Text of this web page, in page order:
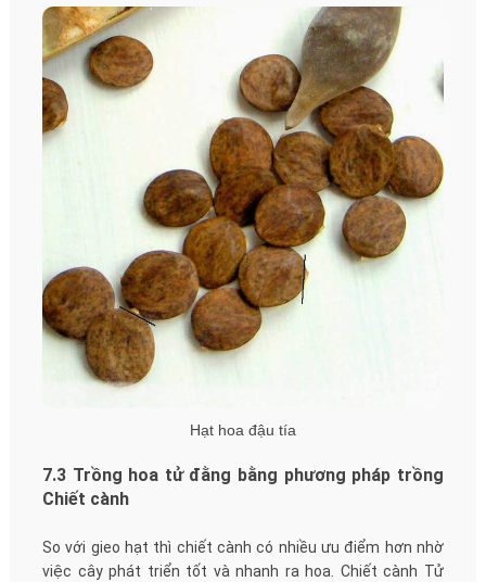
Hạt hoa đậu tía
7.3 Trồng hoa tử đằng bằng phương pháp trồng
Chiết cành
So với gieo hạt thì chiết cành có nhiều ưu điểm hơn nhờ
việc cây phát triển tốt và nhanh ra hoa. Chiết cành Tử